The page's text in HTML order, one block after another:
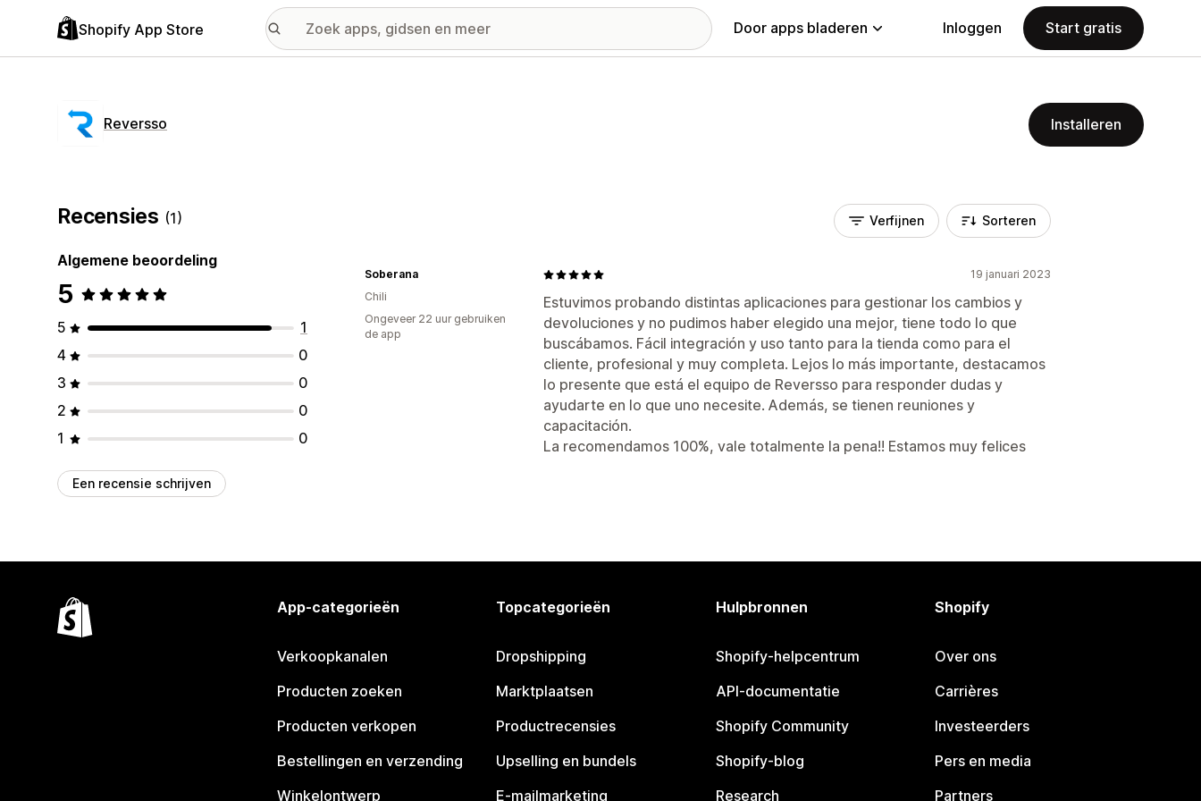
Shopify App Store Door apps bladeren Inloggen Start gratis
Reversso Installeren
Recensies (1)
Algemene beoordeling
5
5
1
4
0
3
0
2
0
1
0
Een recensie schrijven
Verfijnen Sorteren
19 januari 2023
Estuvimos probando distintas aplicaciones para gestionar los cambios y
devoluciones y no pudimos haber elegido una mejor, tiene todo lo que
buscábamos. Fácil integración y uso tanto para la tienda como para el
cliente, profesional y muy completa. Lejos lo más importante, destacamos
lo presente que está el equipo de Reversso para responder dudas y
ayudarte en lo que uno necesite. Además, se tienen reuniones y
capacitación.
La recomendamos 100%, vale totalmente la pena!! Estamos muy felices
Soberana
Chili
Ongeveer 22 uur gebruiken
de app
App-categorieën
Verkoopkanalen
Producten zoeken
Producten verkopen
Bestellingen en verzending
Winkelontwerp
Topcategorieën
Dropshipping
Marktplaatsen
Productrecensies
Upselling en bundels
E-mailmarketing
Hulpbronnen
Shopify-helpcentrum
API-documentatie
Shopify Community
Shopify-blog
Research
Shopify
Over ons
Carrières
Investeerders
Pers en media
Partners